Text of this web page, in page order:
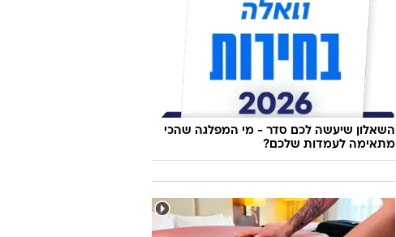
השאלון שיעשה לכם סדר - מי המפלגה שהכי
מתאימה לעמדות שלכם?